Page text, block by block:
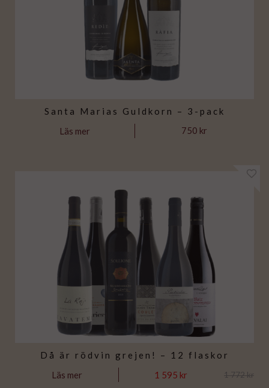
Santa Marias Guldkorn – 3-pack
Läs mer
750 kr
Då är rödvin grejen! – 12 flaskor
Läs mer
1 595 kr 1 772 kr